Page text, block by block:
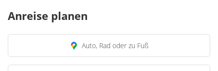
Anreise planen
Auto, Rad oder zu Fuß